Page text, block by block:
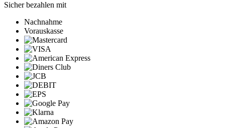
Sicher bezahlen mit
Nachnahme
Vorauskasse